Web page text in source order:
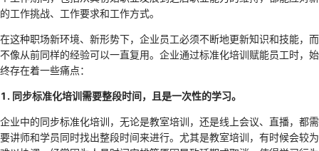
的工作挑战、工作要求和工作方式。
在这种职场新环境、新形势下，企业员工必须不断地更新知识和技能，而
不像从前同样的经验可以一直复用。企业通过标准化培训赋能员工时，始
终存在着一些痛点：
1. 同步标准化培训需要整段时间，且是一次性的学习。
企业中的同步标准化培训，无论是教室培训，还是线上会议、直播，都需
要讲师和学员同时找出整段时间来进行。尤其是教室培训，有时候会较为